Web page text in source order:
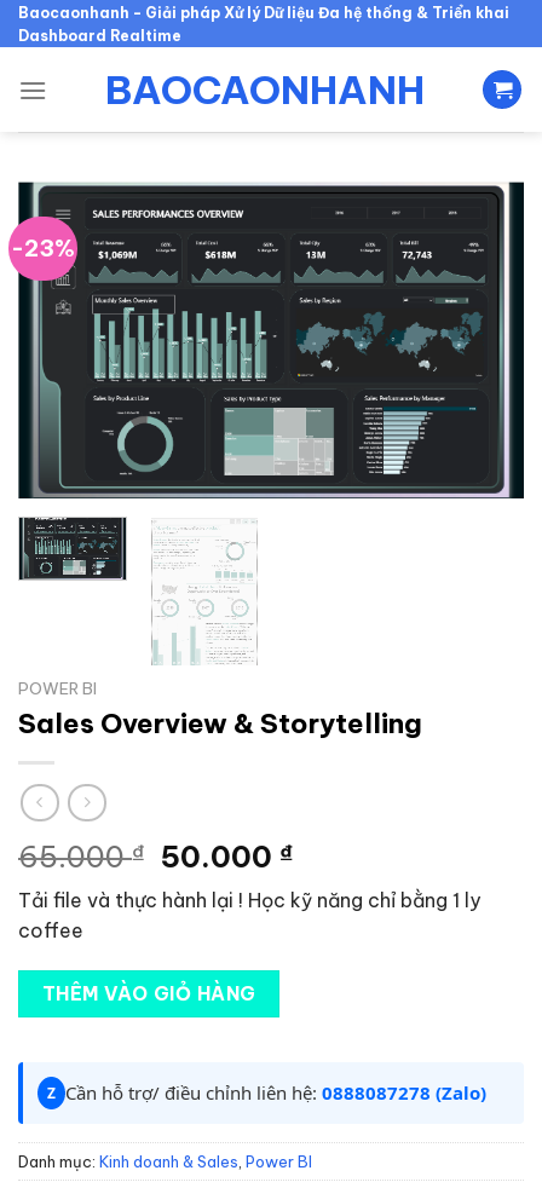
Skip
to
Baocaonhanh - Giải pháp Xử lý Dữ liệu Đa hệ thống & Triển khai
Dashboard Realtime
BAOCAONHANH
-23%
POWER BI
Sales Overview & Storytelling
65.000₫
Giá
gốc
là:
50.000 ₫Giá
hiện
tại
Tải file và thực hành lại ! Học kỹ năng chỉ bằng 1 ly
coffee
THÊM VÀO GIỎ HÀNG
Z Cần hỗ trợ/ điều chỉnh liên hệ: 0888087278 (Zalo)
Danh mục: Kinh doanh & Sales Power BI